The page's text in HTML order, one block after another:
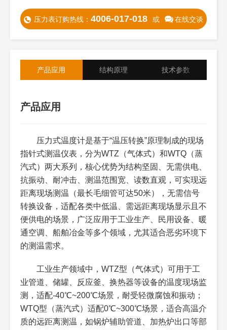
压力表订购热线： 4006-017-018 或 在线交谈
产品应用 结构原理 技术参数
产品应用
压力式温度计是基于“温压转换”原理制成的现场
指针式测温仪表，分为WTZ（气体式）和WTQ（蒸
汽式）两大系列，核心优势为结构坚固、无需供电、
抗振动、耐冲击、测温范围宽、读数直观，可实现远
距离现场测温（最长毛细管可达50米），无需信号
转换设备，适配各类中低温、需远距离现场显示且不
便供电的场景，广泛应用于工业生产、民用设备、暖
通空调、船舶冶金等多个领域，尤其适合恶劣环境下
的测温需求。
工业生产领域中，WTZ型（气体式）可用于工
业管道、储罐、反应釜、换热器等设备的温度现场监
测，适配-40℃~200℃场景，耐受轻微腐蚀和振动；
WTQ型（蒸汽式）适配0℃~300℃场景，适合高温介
质的远距离测温，如锅炉辅助管道、加热炉出口等部
核心结构
参数名称 规格范围 说明
产品系列
WTZ型（气体式）、WTQ型
（蒸汽式）
WTZ适配中低温，WTQ
适配中高温，按需选择
对应系列
测温范围
WTZ型：-40℃~200℃；
WTQ型：0℃~300℃；可定
常规场景WTZ选
0℃~100℃，WTQ选
0℃~200℃，预留10%
冗余量
选0.5级（精密款）
1.0级适配较高精度，
0.5级适配精密场景
感温部件
感温包：304/316L不锈
钢；毛细管：不锈钢波纹
管，长度1~50M（可定制）
腐蚀场景选316L感温
包，远距离测温选长毛
细管（最长50M）
安装注意事项